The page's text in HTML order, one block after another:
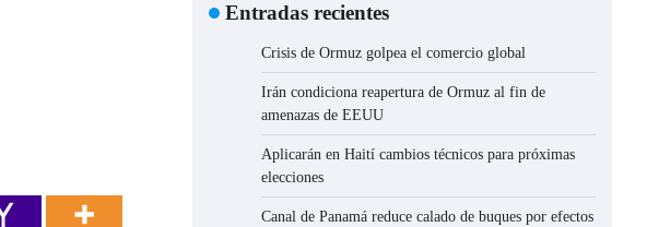
Entradas recientes
Crisis de Ormuz golpea el comercio global
Irán condiciona reapertura de Ormuz al fin de
amenazas de EEUU
Aplicarán en Haití cambios técnicos para próximas
elecciones
Canal de Panamá reduce calado de buques por efectos